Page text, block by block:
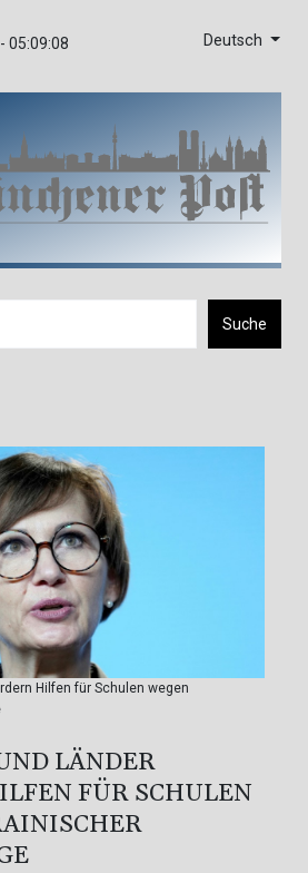
05:09:08 Deutsch
Suche
Hilfen für Schulen wegen
LÄNDER
FÜR SCHULEN